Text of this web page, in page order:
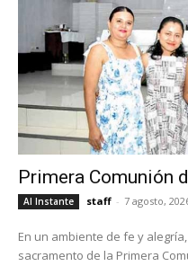
Primera Comunión
Al Instante staff - 7 agosto,
En un ambiente de fe y
sacramento de la Primera